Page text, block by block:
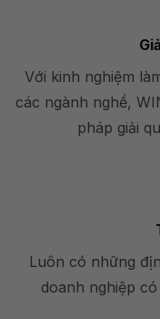
Với kinh nghiệm
các ngành nghề,
pháp giải
Luôn có những
doanh nghiệp